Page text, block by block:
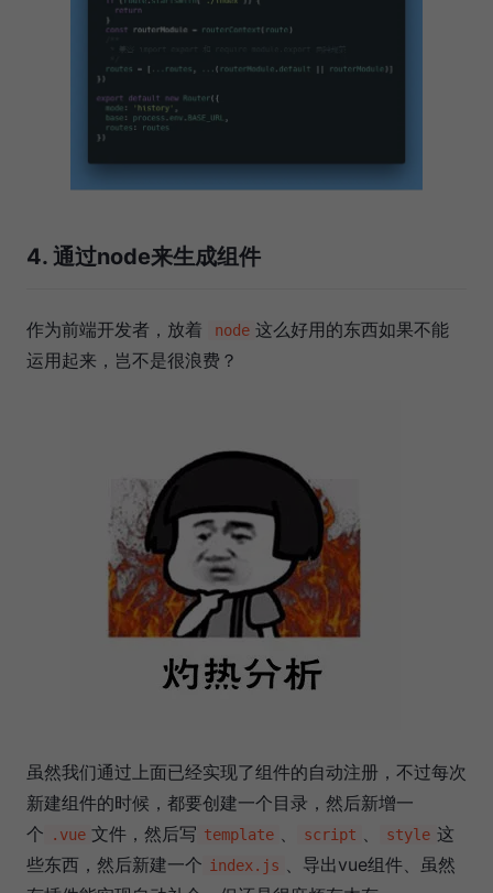
4. 通过node来生成组件
作为前端开发者，放着 node 这么好用的东西如果不能
运用起来，岂不是很浪费？
虽然我们通过上面已经实现了组件的自动注册，不过每次
新建组件的时候，都要创建一个目录，然后新增一
个
.vue 文件，然后写 template script style 这
些东西，然后新建一个 index.js
、导出vue组件、虽然